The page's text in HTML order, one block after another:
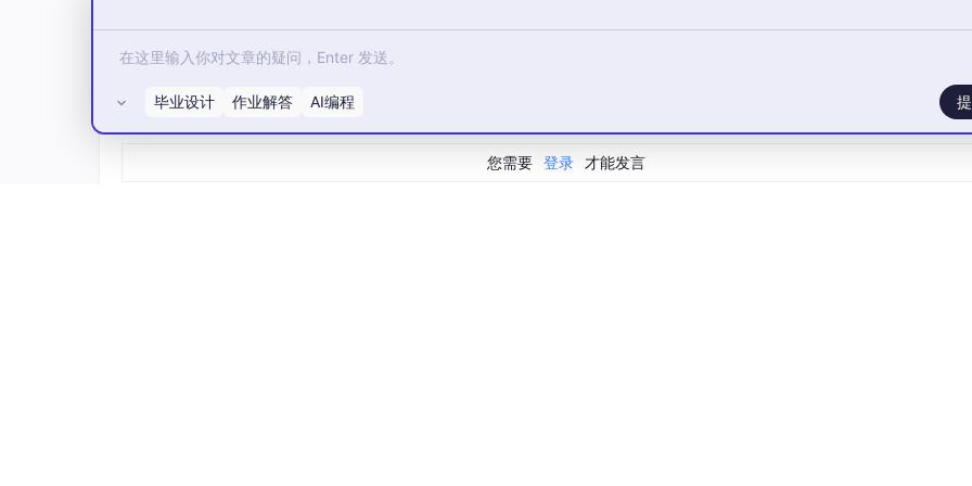
所有评论(0)
您需要 登录 才能发言
毕业设计 作业解答 AI编程